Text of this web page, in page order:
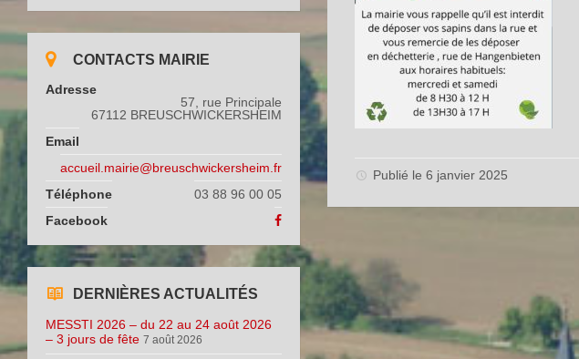
Publié le 6 janvier 2025
CONTACTS MAIRIE
Adresse
57, rue Principale
67112 BREUSCHWICKERSHEIM
Email
accueil.mairie@breuschwickersheim.fr
Téléphone
03 88 96 00 05
Facebook
DERNIÈRES ACTUALITÉS
MESSTI 2026 – du 22 au 24 août 2026
– 3 jours de fête 7 août 2026